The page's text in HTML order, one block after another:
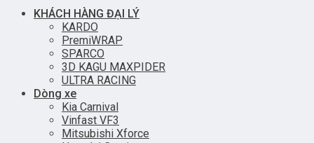
KHÁCH HÀNG ĐẠI LÝ
KARDO
PremiWRAP
SPARCO
3D KAGU MAXPIDER
ULTRA RACING
Dòng xe
Kia Carnival
Vinfast VF3
Mitsubishi Xforce